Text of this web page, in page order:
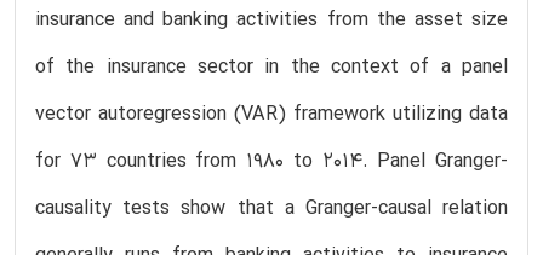
insurance and banking activities from the asset size
of the insurance sector in the context of a panel
vector autoregression (VAR) framework utilizing data
for 73 countries from 1980 to 2014. Panel Granger-
causality tests show that a Granger-causal relation